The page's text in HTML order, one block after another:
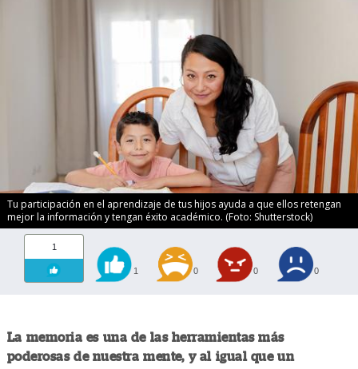
Tu participación en el aprendizaje de tus hijos ayuda a que ellos retengan
mejor la información y tengan éxito académico. (Foto: Shutterstock)
1
1 0 0 0
La memoria es una de las herramientas más
poderosas de nuestra mente, y al igual que un